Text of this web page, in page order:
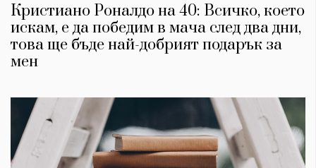
Кристиано Роналдо на 40: Всичко, което
искам, е да победим в мача след два дни,
това ще бъде най-добрият подарък за
мен